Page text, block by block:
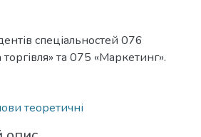
спеціальностей 076
та 075 «Маркетинг».
теоретичні